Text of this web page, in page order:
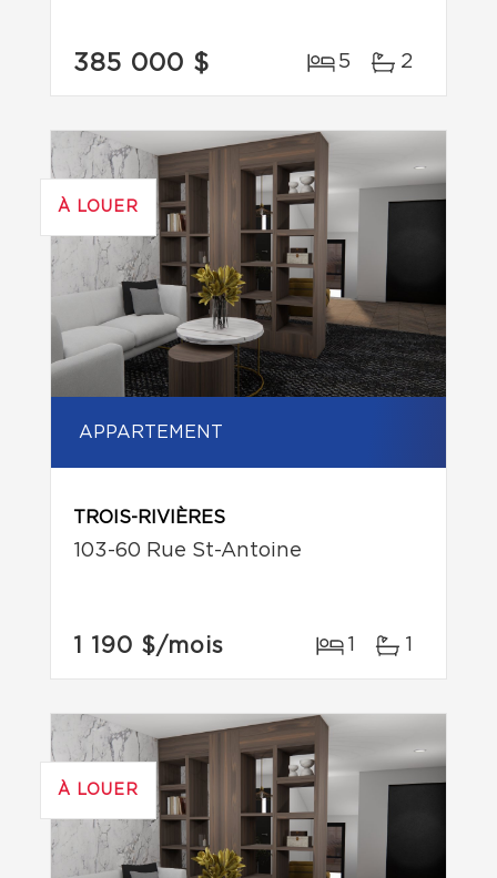
385 000 $ 5 2
À LOUER
APPARTEMENT
TROIS-RIVIÈRES
103-60 Rue St-Antoine
1 190 $/mois 1 1
À LOUER